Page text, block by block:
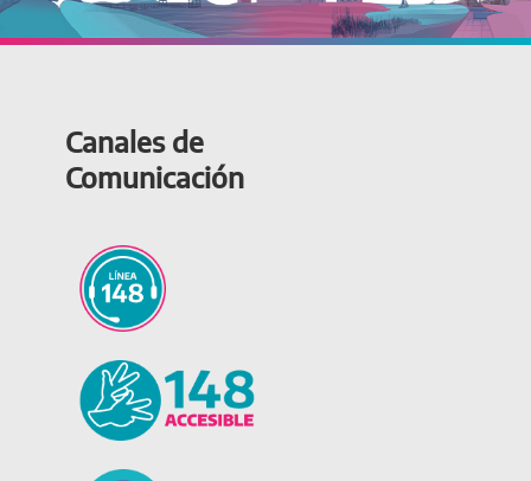
Canales de
Comunicación